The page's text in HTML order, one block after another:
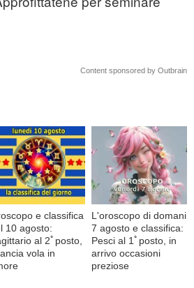
Content sponsored by Outbrain
e classifica
10 agosto:
al 2ﾟposto,
vola in
L'oroscopo di domani
7 agosto e classifica:
Pesci al 1ﾟposto, in
arrivo occasioni
preziose